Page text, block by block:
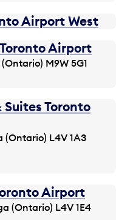
Airport West
Airport
M9W 5G1
Toronto
(Ontario) L4V 1A3
Airport
(Ontario) L4V 1E4